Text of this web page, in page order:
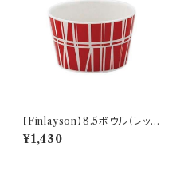
【Finlayson】8.5ボウル（レッ
ド）【コロナ】
¥1,430